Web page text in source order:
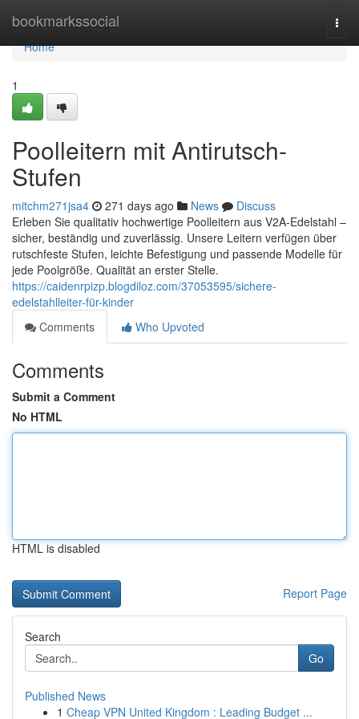
bookmarkssocial
Home
Home
1
Poolleitern mit Antirutsch-
Stufen
mitchm271jsa4 271 days ago News
Discuss
Erleben Sie qualitativ hochwertige Poolleitern aus V2A-Edelstahl –
sicher, beständig und zuverlässig. Unsere Leitern verfügen über
rutschfeste Stufen, leichte Befestigung und passende Modelle für
jede Poolgröße. Qualität an erster Stelle.
https://caidenrpizp.blogdiloz.com/37053595/sichere-
edelstahlleiter-für-kinder
Comments
Who Upvoted
Comments
Submit a Comment
No HTML
HTML is disabled
Report Page
Search
Go
Published News
1 Cheap VPN United Kingdom : Leading Budget ...